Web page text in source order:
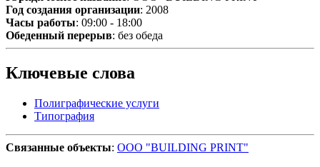
Год создания организации: 2008
Часы работы: 09:00 - 18:00
Обеденный перерыв: без обеда
Ключевые слова
Полиграфические услуги
Типография
Связанные объекты: ООО "BUILDING PRINT"